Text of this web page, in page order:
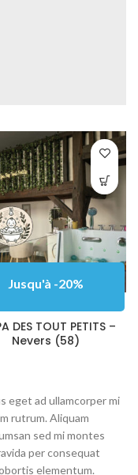
Jusqu'à -20%
DES TOUT PETITS –
Nevers (58)
eget ad ullamcorper mi
rutrum. Aliquam
sed mi montes
per consequat
elementum.